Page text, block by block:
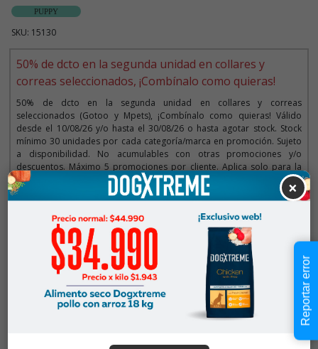
PUPPY
SKU: 15130
50% de dcto en la segunda unidad en collares y
correas seleccionados, ¡Combínalo como quieras!
50% de dcto en la segunda unidad en collares y correas
seleccionados (Gotoo y Mpets), ¡Combínalo como quieras! Válido
desde el 10/08/26 y/o hasta el 30/08/26 o hasta agotar stock. Stock
mínimo 30 unidades por cada categoría/marca en promoción. Sujeto
a disponibilidad. No acumulables con otras promociones y/o
descuentos. Máximo 5 promociones por cliente. Aplica solo para la
web y tiendas. Imágenes referenciales.
Descripción
Cantidad:
$10.990
En Stock
×
Reportar error